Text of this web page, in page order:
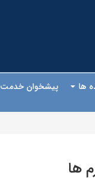
ها پیشخوان خدمت
ها